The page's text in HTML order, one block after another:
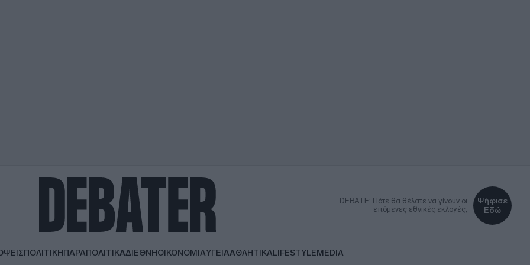
DEBATE: Πότε θα θέλατε να γίνουν οι
επόμενες εθνικές εκλογές;
Ψήφισε
Εδώ
ΠΟΛΙΤΙΚΗΠΑΡΑΠΟΛΙΤΙΚΑΔΙΕΘΝΗΟΙΚΟΝΟΜΙΑΥΓΕΙΑΑΘΛΗΤΙΚΑLIFESTYLEMEDIA